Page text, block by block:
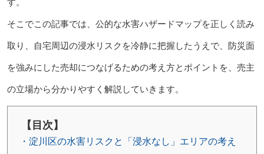
そこでこの記事では、公的な水害ハザードマップを正しく読み
取り、自宅周辺の浸水リスクを冷静に把握したうえで、防災面
を強みにした売却につなげるための考え方とポイントを、売主
の立場から分かりやすく解説していきます。
【目次】
・淀川区の水害リスクと「浸水なし」エリアの考え